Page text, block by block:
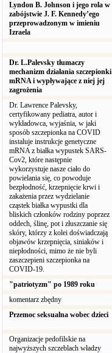
Lyndon B. Johnson i jego rola w
zabójstwie J. F. Kennedy’ego
przeprowadzonym w imieniu
Izraela
Dr. L.Palevsky tłumaczy
mechanizm działania szczepionki
mRNA i wypływające z niej jej
zagrożenia
Dr. Lawrence Palevsky,
certyfikowany pediatra, autor i
wykładowca, wyjaśnia, w jaki
sposób szczepionka na COVID
instaluje instrukcje genetyczne
mRNA z białka wypustek SARS-
Cov2, które następnie
wykorzystuje nasze ciało do
powielania się, co powoduje
bezpłodność, krzepnięcie krwi i
zakażenia przez wydzielanie
cząstek białka wypustki dla
bliskich członków rodziny poprzez
oddech, ślinę, pot i złuszczanie się
skóry, którzy z kolei doświadczają
objawów krzepnięcia, siniaków i
niepłodności, mimo że nie byli
zaszczepieni szczepionka na
COVID-19.
"patriotyzm" po 1989 roku
komentarz zbędny
Przemoc seksualna wobec dzieci
Organizacje pedofilskie na
najwyższych szczeblach władzy